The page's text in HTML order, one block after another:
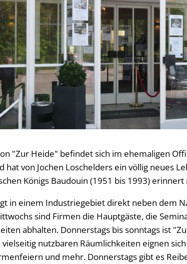
"Zur Heide" befindet sich im ehemaligen
hat von Jochen Loschelders ein völlig neues
Königs Baudouin (1951 bis 1993)
in einem Industriegebiet direkt neben dem
sind Firmen die Hauptgäste, die
abhalten. Donnerstags bis sonntags ist
vielseitig nutzbaren Räumlichkeiten eignen
und mehr. Donnerstags gibt es